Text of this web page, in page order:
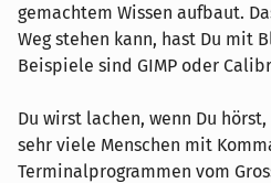
gemachtem Wissen aufbaut.
Weg stehen kann, hast Du mit
Beispiele sind GIMP oder
Du wirst lachen, wenn Du
sehr viele Menschen mit
Terminalprogrammen vom